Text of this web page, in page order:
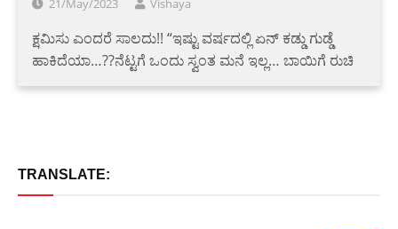
21/May/2023 Vishaya
ಕ್ಷಮಿಸು ಎಂದರೆ ಸಾಲದು!! “ಇಷ್ಟು ವರ್ಷದಲ್ಲಿ ಏನ್ ಕಡ್ಡು ಗುಡ್ಡೆ
ಹಾಕಿದೆಯಾ…??ನೆಟ್ಟಗೆ ಒಂದು ಸ್ವಂತ ಮನೆ ಇಲ್ಲ… ಬಾಯಿಗೆ ರುಚಿ
TRANSLATE: